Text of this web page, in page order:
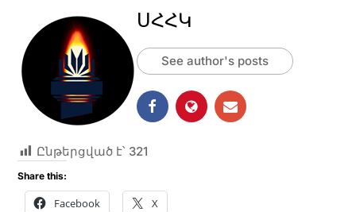
ՍՀՀԿ
See author's posts
Ընթերցված է՝ 321
Share this:
Facebook X